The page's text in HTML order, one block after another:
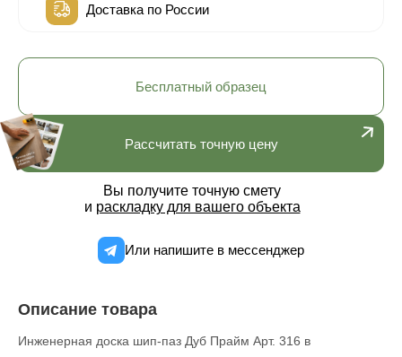
Доставка по России
Рассчитать точную цену
Вы получите точную смету
и раскладку для вашего объекта
Или напишите в мессенджер
Бесплатный образец
Описание товара
Инженерная доска шип-паз Дуб Прайм Арт. 316 в